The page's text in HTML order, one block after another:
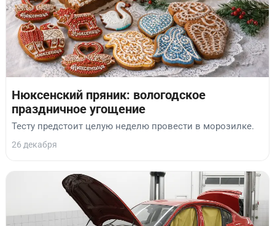
Нюксенский пряник: вологодское
праздничное угощение
Тесту предстоит целую неделю провести в морозилке.
26 декабря